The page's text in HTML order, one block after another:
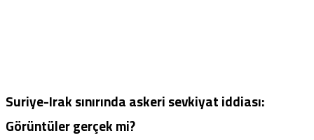
Suriye-Irak sınırında askeri sevkiyat iddiası:
Görüntüler gerçek mi?